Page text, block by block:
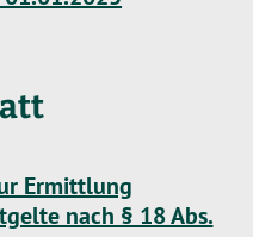
Ermittlung
nach § 18 Abs.